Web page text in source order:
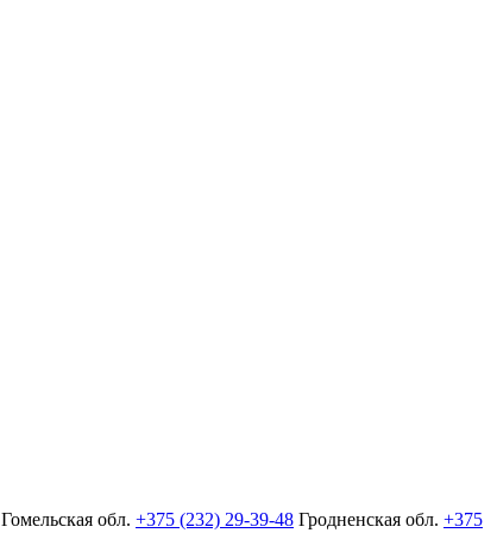
Гомельская обл. +375 (232) 29-39-48 Гродненская обл. +375